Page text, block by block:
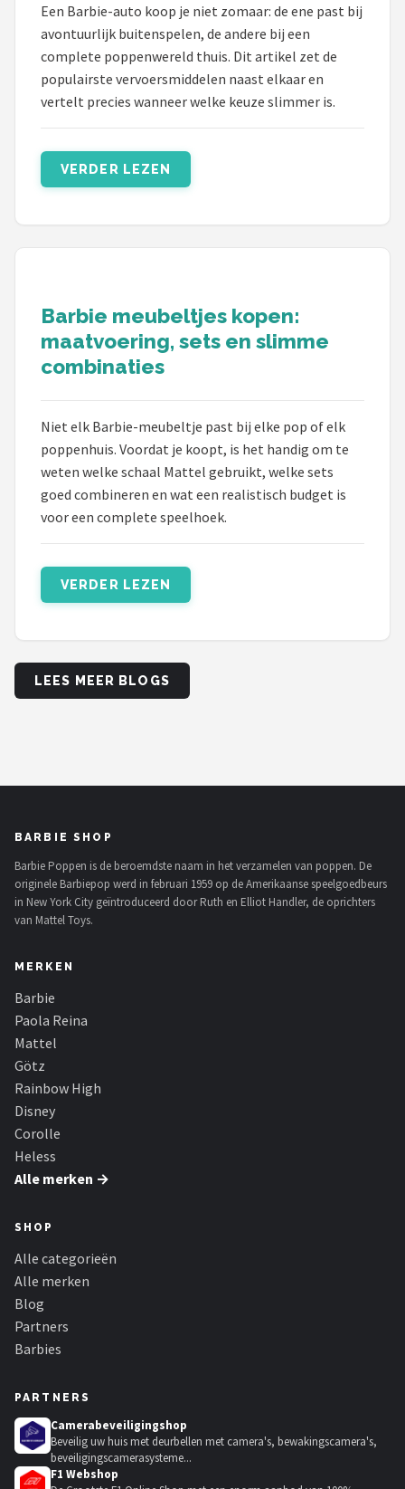
Een Barbie-auto koop je niet zomaar: de ene past bij
avontuurlijk buitenspelen, de andere bij een
complete poppenwereld thuis. Dit artikel zet de
populairste vervoersmiddelen naast elkaar en
vertelt precies wanneer welke keuze slimmer is.
VERDER LEZEN
Barbie meubeltjes kopen:
maatvoering, sets en slimme
combinaties
Niet elk Barbie-meubeltje past bij elke pop of elk
poppenhuis. Voordat je koopt, is het handig om te
weten welke schaal Mattel gebruikt, welke sets
goed combineren en wat een realistisch budget is
voor een complete speelhoek.
VERDER LEZEN
LEES MEER BLOGS
BARBIE SHOP
Barbie Poppen is de beroemdste naam in het verzamelen van poppen. De
originele Barbiepop werd in februari 1959 op de Amerikaanse speelgoedbeurs
in New York City geïntroduceerd door Ruth en Elliot Handler, de oprichters
van Mattel Toys.
MERKEN
Barbie
Paola Reina
Mattel
Götz
Rainbow High
Disney
Corolle
Heless
Alle merken →
SHOP
Alle categorieën
Alle merken
Blog
Partners
Barbies
PARTNERS
Camerabeveiligingshop
Beveilig uw huis met deurbellen met camera's, bewakingscamera's,
beveiligingscamerasysteme...
F1 Webshop